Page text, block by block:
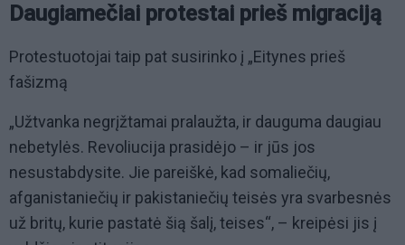
Daugiamečiai protestai prieš migraciją
Protestuotojai taip pat susirinko į „Eitynes prieš
fašizmą
„Užtvanka negrįžtamai pralaužta, ir dauguma daugiau
nebetylės. Revoliucija prasidėjo – ir jūs jos
nesustabdysite. Jie pareiškė, kad somaliečių,
afganistaniečių ir pakistaniečių teisės yra svarbesnės
už britų, kurie pastatė šią šalį, teises“, – kreipėsi jis į